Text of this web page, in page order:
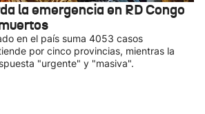
la emergencia en RD Congo
en el país suma 4053 casos
por cinco provincias, mientras la
"urgente" y "masiva".